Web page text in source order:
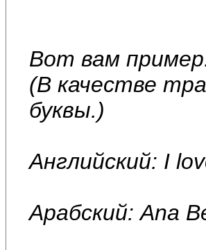
Вот вам
(В качестве
буквы.)
Английский: I
Арабский: Ana